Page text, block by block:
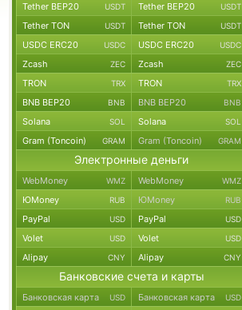
Tether BEP20 USDT Tether BEP20 USDT
Tether TON USDT Tether TON USDT
USDC ERC20 USDC USDC ERC20 USDC
Zcash ZEC Zcash ZEC
TRON TRX TRON TRX
BNB BEP20 BNB BNB BEP20 BNB
Solana SOL Solana SOL
Gram (Toncoin) GRAM Gram (Toncoin) GRAM
Электронные деньги
WebMoney WMZ WebMoney WMZ
ЮMoney RUB ЮMoney RUB
PayPal USD PayPal USD
Volet USD Volet USD
Alipay CNY Alipay CNY
Банковские счета и карты
Банковская карта USD Банковская карта USD